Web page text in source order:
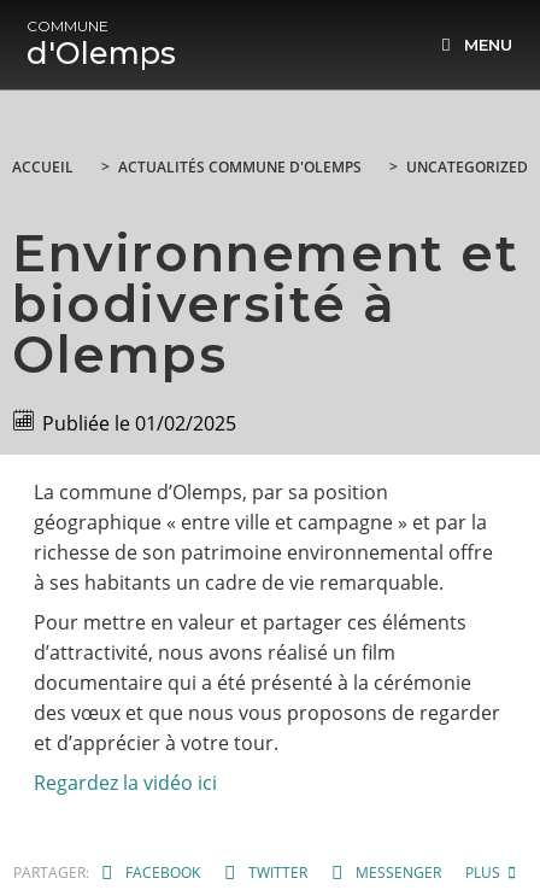
COMMUNE
d'Olemps MENU
ACCUEIL > ACTUALITÉS COMMUNE D'OLEMPS > UNCATEGORIZED
Environnement et
biodiversité à
Olemps
Publiée le01/02/2025
La commune d’Olemps, par sa position
géographique « entre ville et campagne » et par la
richesse de son patrimoine environnemental offre
à ses habitants un cadre de vie remarquable.
Pour mettre en valeur et partager ces éléments
d’attractivité, nous avons réalisé un film
documentaire qui a été présenté à la cérémonie
des vœux et que nous vous proposons de regarder
et d’apprécier à votre tour.
Regardez la vidéo ici
PARTAGER: FACEBOOK TWITTER MESSENGER PLUS